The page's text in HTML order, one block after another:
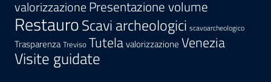
valorizzazionePresentazione volume
RestauroScavi archeologici scavoarcheologico
Trasparenza Treviso Tutelavalorizzazione Venezia
Visite guidate